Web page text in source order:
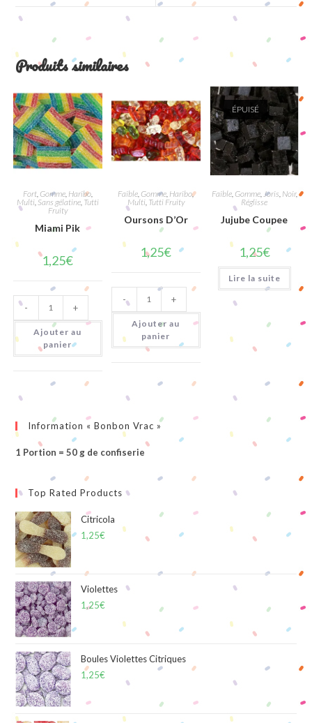
window
Produits similaires
Fort, Gomme, Haribo,
Multi,Sans gélatine, Tutti
Fruity
Miami Pik
1,25€
quantité
de
Miami
Pik
- +
Ajouter au
panier
Faible Gomme Haribo,
Multi, Tutti Fruity
Oursons D’Or
1,25€
quantité
de
Oursons
D'Or
- +
Ajouter au
panier
ÉPUISÉ
Faible, Gomme, Joris Noir,
Réglisse
Jujube Coupee
1,25€
Lire la suite
Information « Bonbon Vrac »
1 Portion = 50 g de confiserie
Top Rated Products
Citricola
1,25€
Violettes
1,25€
Boules Violettes Citriques
1,25€